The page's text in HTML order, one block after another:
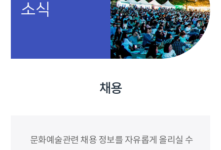
소식
채용
문화예술관련 채용 정보를 자유롭게 올리실 수